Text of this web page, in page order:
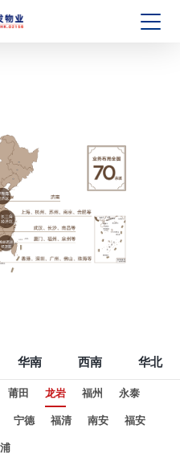
华南 西南 华北
莆田 龙岩 福州 永泰
宁德 福清 南安 福安